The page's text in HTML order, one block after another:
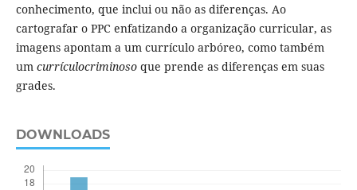
conhecimento, que inclui ou não as diferenças. Ao
cartografar o PPC enfatizando a organização curricular, as
imagens apontam a um currículo arbóreo, como também
um currículocriminoso que prende as diferenças em suas
grades.
DOWNLOADS